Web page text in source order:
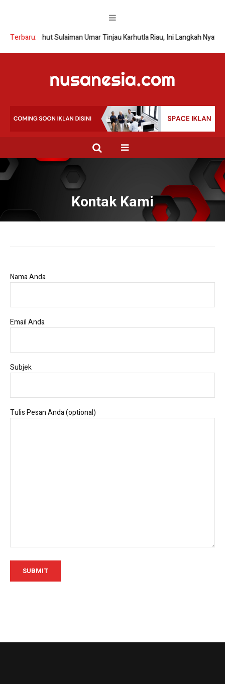
Terbaru:
Wamenhut Sulaiman Umar Tinjau Karhutla Riau, Ini Langkah Nyata
Kontak Kami
Nama Anda
Email Anda
Subjek
Tulis Pesan Anda (optional)